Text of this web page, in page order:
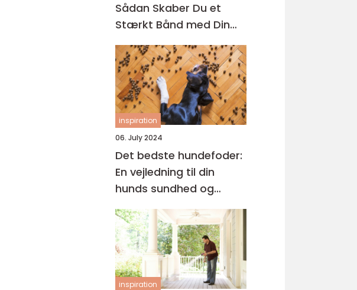
Sådan Skaber Du et
Stærkt Bånd med Din
Hund
inspiration
06. July 2024
Det bedste hundefoder:
En vejledning til din
hunds sundhed og
trivsel
inspiration